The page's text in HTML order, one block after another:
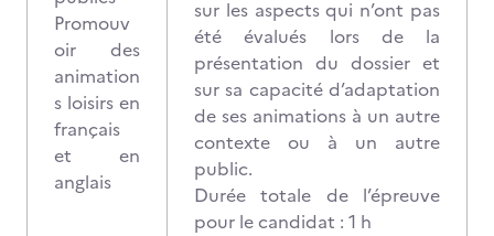
Promouv
oir des
animation
s loisirs en
français
et en
anglais
sur les aspects qui n’ont pas
été évalués lors de la
présentation du dossier et
sur sa capacité d’adaptation
de ses animations à un autre
contexte ou à un autre
public.
Durée totale de l’épreuve
pour le candidat : 1 h